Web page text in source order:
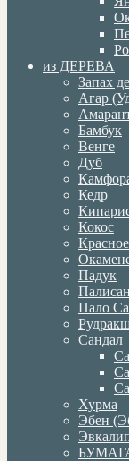
из ДЕРЕВА
Запах
Агар
Бамбук
Венге
Дуб
Кедр
Кокос
Падук
Пало
Сандал
Хурма
Эбен